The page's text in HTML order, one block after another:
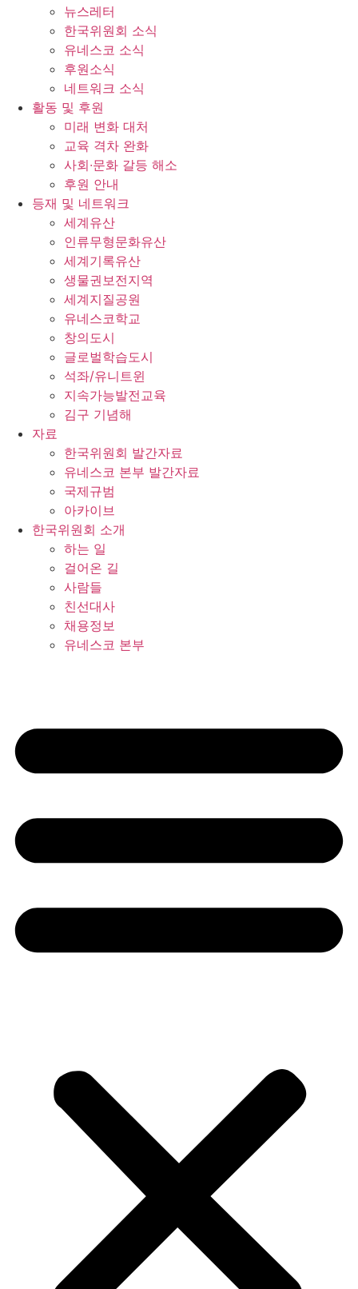
뉴스레터
한국위원회 소식
유네스코 소식
후원소식
네트워크 소식
활동 및 후원
미래 변화 대처
교육 격차 완화
사회∙문화 갈등 해소
후원 안내
등재 및 네트워크
세계유산
인류무형문화유산
세계기록유산
생물권보전지역
세계지질공원
유네스코학교
창의도시
글로벌학습도시
석좌/유니트윈
지속가능발전교육
김구 기념해
자료
한국위원회 발간자료
유네스코 본부 발간자료
국제규범
아카이브
한국위원회 소개
하는 일
걸어온 길
사람들
친선대사
채용정보
유네스코 본부